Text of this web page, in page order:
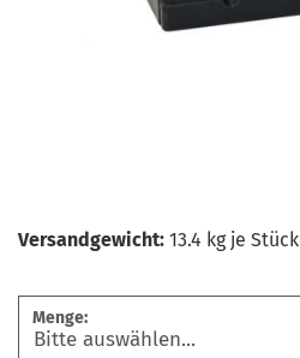
Versandgewicht: 13.4 kg je Stück
Menge: